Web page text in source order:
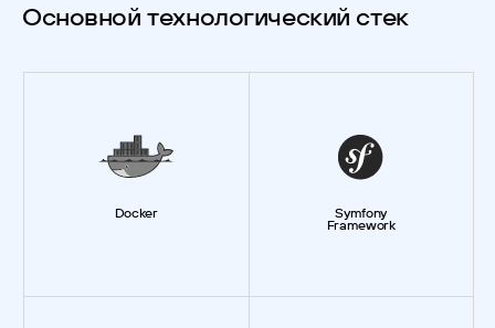
Основной технологический стек
Docker Symfony
Framework